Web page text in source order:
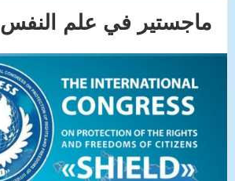
ماجستير في علم النفس